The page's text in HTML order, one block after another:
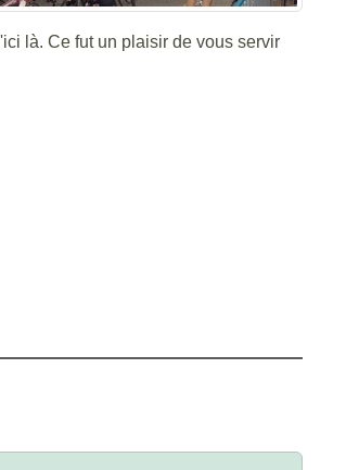
là. Ce fut un plaisir de vous servir